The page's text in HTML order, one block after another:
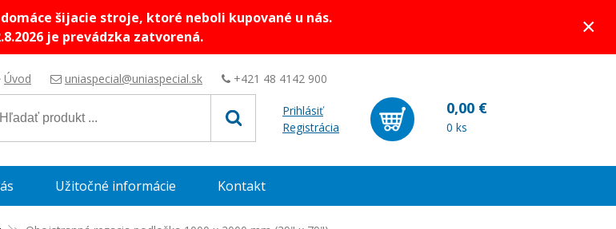
šijacie stroje, ktoré neboli kupované u nás.
je prevádzka zatvorená.
×
Úvod uniaspecial@uniaspecial.sk +421 48 4142 900
Prihlásiť
Registrácia
0,00 €
0 ks
Užitočné informácie Kontakt